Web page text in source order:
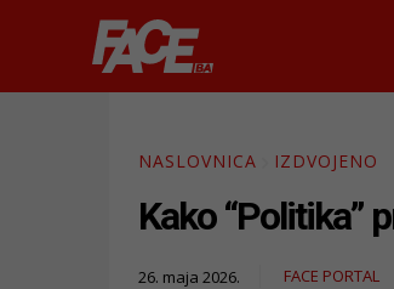
NASLOVNICA IZDVOJENO
Kako “Politika”
26. maja 2026. FACE PORTAL